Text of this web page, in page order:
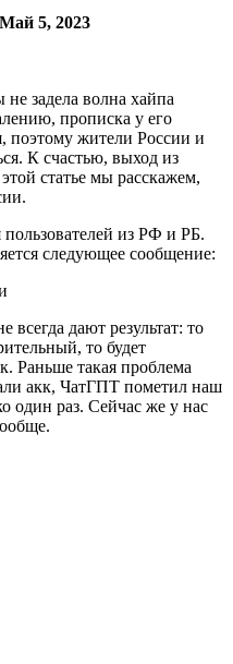
Май 5, 2023
не задела волна хайпа
прописка у его
поэтому жители России и
К счастью, выход из
статье мы расскажем,
пользователей из РФ и РБ.
следующее сообщение:
всегда дают результат: то
то будет
Раньше такая проблема
акк, ЧатГПТ пометил наш
один раз. Сейчас же у нас